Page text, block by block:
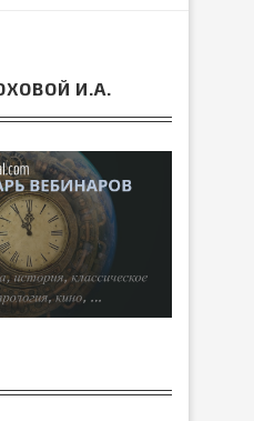
И.А.